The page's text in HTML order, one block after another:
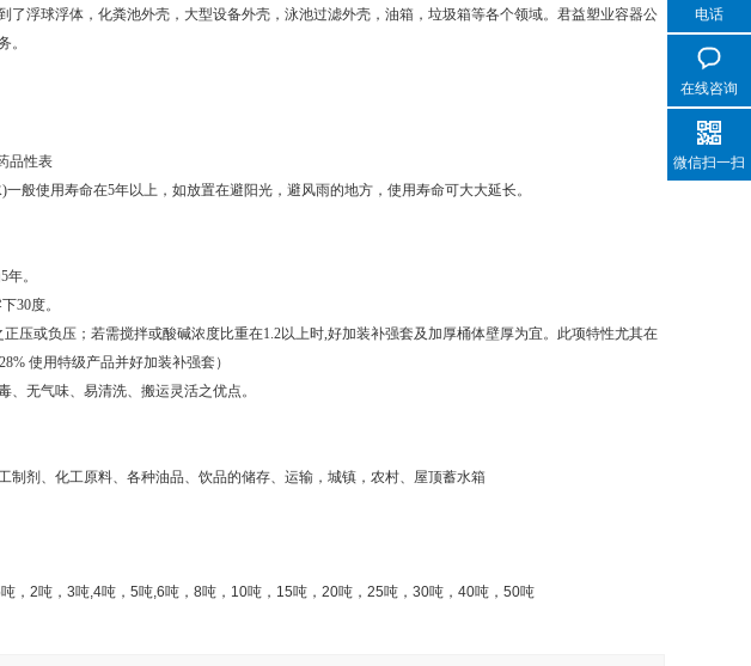
浮球浮体，化粪池外壳，大型设备外壳，泳池过滤外壳，油箱，垃圾箱等各个领域。君益塑业容器公
。
品性表
般使用寿命在5年以上，如放置在避阳光，避风雨的地方，使用寿命可大大延长。
5年。
30度。
压或负压；若需搅拌或酸碱浓度比重在1.2以上时,好加装补强套及加厚桶体壁厚为宜。此项特性尤其在
使用特级产品并好加装补强套）
无气味、易清洗、搬运灵活之优点。
剂、化工原料、各种油品、饮品的储存、运输，城镇，农村、屋顶蓄水箱
吨， 2吨， 3吨,4吨， 5吨,6吨， 8吨， 10吨， 15吨， 20吨， 25吨， 30吨， 40吨， 50吨
电话
在线咨询
微信扫一扫